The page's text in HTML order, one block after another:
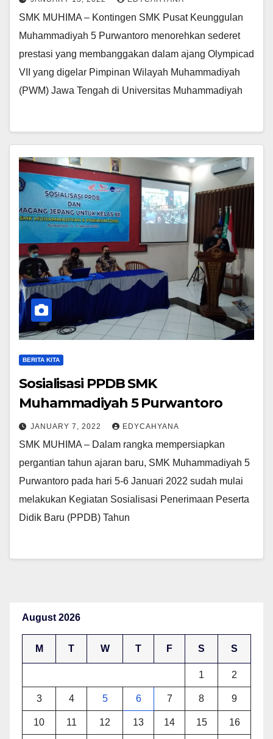
SMK MUHIMA – Kontingen SMK Pusat Keunggulan
Muhammadiyah 5 Purwantoro menorehkan sederet
prestasi yang membanggakan dalam ajang Olympicad
VII yang digelar Pimpinan Wilayah Muhammadiyah
(PWM) Jawa Tengah di Universitas Muhammadiyah
BERITA KITA
Sosialisasi PPDB SMK
Muhammadiyah 5 Purwantoro
JANUARY 7, 2022 EDYCAHYANA
SMK MUHIMA – Dalam rangka mempersiapkan
pergantian tahun ajaran baru, SMK Muhammadiyah 5
Purwantoro pada hari 5-6 Januari 2022 sudah mulai
melakukan Kegiatan Sosialisasi Penerimaan Peserta
Didik Baru (PPDB) Tahun
August 2026
M T W T F S S
1 2
3 4 5 6 7 8 9
10 11 12 13 14 15 16